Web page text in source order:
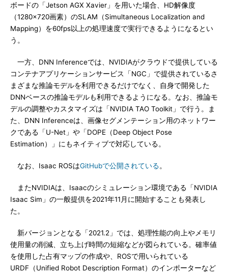
ボードの「Jetson AGX Xavier」を用いた場合、HD解像度
（1280×720画素）のSLAM（Simultaneous Localization and
Mapping）を60fps以上の処理速度で実行できるようになるとい
う。
一方、DNN Inferenceでは、NVIDIAがクラウドで提供している
コンテナアプリケーションサービス「NGC」で提供されているさ
まざまな推論モデルを利用できるだけでなく、自身で開発した
DNNベースの推論モデルも利用できるようになる。なお、推論モ
デルの調整やカスタマイズは「NVIDIA TAO Toolkit」で行う。ま
た、DNN Inferenceは、画像セグメンテーション用のネットワー
クである「U-Net」や「DOPE（Deep Object Pose
Estimation）」にもネイティブで対応している。
なお、Isaac ROSはGitHubで公開されている。
またNVIDIAは、Isaacのシミュレーション環境である「NVIDIA
Isaac Sim」の一般提供を2021年11月に開始することも発表し
た。
新バージョンとなる「2021.2」では、処理性能の向上やメモリ
使用量の削減、立ち上げ時間の短縮などが図られている。確率値
を使用した占有マップの作成や、ROSで用いられている
URDF（Unified Robot Description Format）のインポーターなど